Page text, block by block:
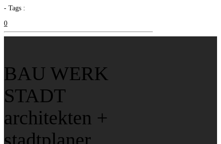
- Tags :
0
BAU WERK
STADT
architekten +